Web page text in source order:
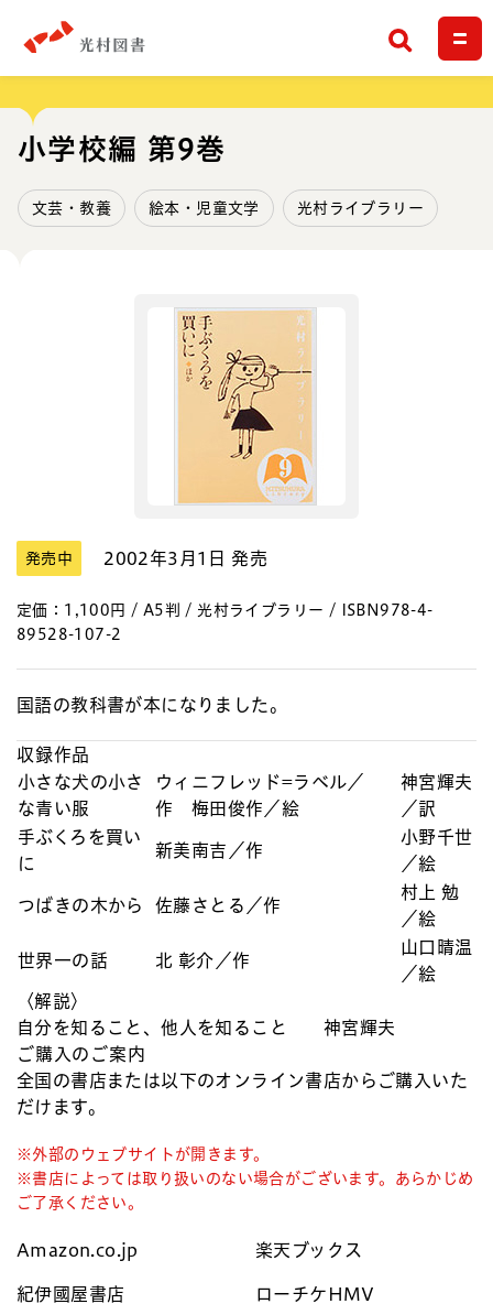
検索
小学校編 第9巻
文芸・教養 絵本・児童文学 光村ライブラリー
発売中 2002年3月1日 発売
定価：1,100円 / A5判 / 光村ライブラリー / ISBN978-4-
89528-107-2
国語の教科書が本になりました。
収録作品
小さな犬の小さ
な青い服
ウィニフレッド=ラベル／
作 梅田俊作／絵
神宮輝夫
／訳
手ぶくろを買い
に
新美南吉／作
小野千世
／絵
つばきの木から 佐藤さとる／作
村上 勉
／絵
世界一の話 北 彰介／作
山口晴温
／絵
〈解説〉
自分を知ること、他人を知ること 神宮輝夫
ご購入のご案内
全国の書店または以下のオンライン書店からご購入いた
だけます。
※外部のウェブサイトが開きます。
※書店によっては取り扱いのない場合がございます。あらかじめ
ご了承ください。
Amazon.co.jp 楽天ブックス
紀伊國屋書店 ローチケHMV